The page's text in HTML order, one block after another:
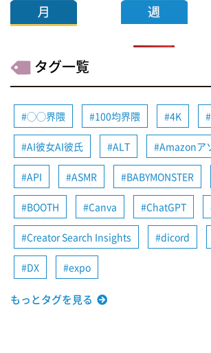
タグ一覧
◯◯界隈 100均界隈 4K
AI彼女AI彼氏 ALT Amazonア
API ASMR BABYMONSTER
BOOTH Canva ChatGPT
Creator Search Insights dicord
DX expo
もっとタグを見る